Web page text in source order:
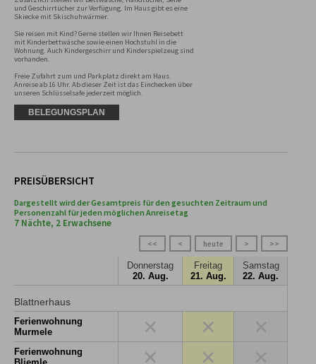
und Geschirrtücher zur Verfügung. Im Haus gibt es eine
Skiecke mit Skischuhwärmer.
Sie reisen mit Kind? Gerne stellen wir Ihnen Reisebett
mit Kinderbettwäsche sowie einen Hochstuhl in die
Wohnung. Auch Kindergeschirr und Kinderspielzeug sind
vorhanden.
Freie Zufahrt zum und Parkplatz direkt am Haus.
Anreise ab 16 Uhr. Ab dieser Zeit ist das Einchecken über
unseren Schlüsselsafe jederzeit möglich.
BELEGUNGSPLAN
PREISÜBERSICHT
Dargestellt wird der Gesamtpreis für den gesuchten Zeitraum und
Personenzahl für jeden möglichen Anreisetag
7 Nächte, 2 Erwachsene
>>
>
heute
<
<<
Donnerstag
20. Aug.
Freitag
21. Aug.
Samstag
22. Aug.
Blattnerhaus
Ferienwohnung
Murmele
× ×
Ferienwohnung
× ×